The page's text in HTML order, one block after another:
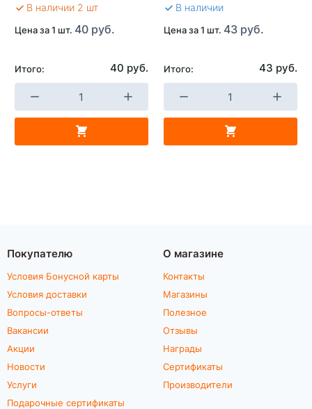
В наличии 2 шт
Цена за 1 шт. 40 руб.
Итого: 40 руб.
В наличии
Цена за 1 шт. 43 руб.
Итого: 43 руб.
Покупателю
Условия Бонусной карты
Условия доставки
Вопросы-ответы
Вакансии
Акции
Новости
Услуги
Подарочные сертификаты
О магазине
Контакты
Магазины
Полезное
Отзывы
Награды
Сертификаты
Производители